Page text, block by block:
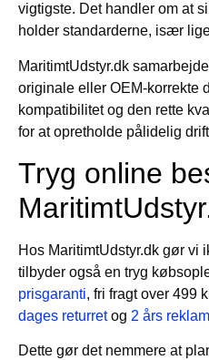
vigtigste. Det handler om at
holder standarderne, især
MaritimtUdstyr.dk
originale eller OEM-korrekte
kompatibilitet og den rette
for at opretholde pålidelig
Tryg online
Hos MaritimtUdstyr.dk gør vi
tilbyder også en tryg
prisgaranti, fri fragt over 499
dages returretog 2 års
Dette gør det nemmere at